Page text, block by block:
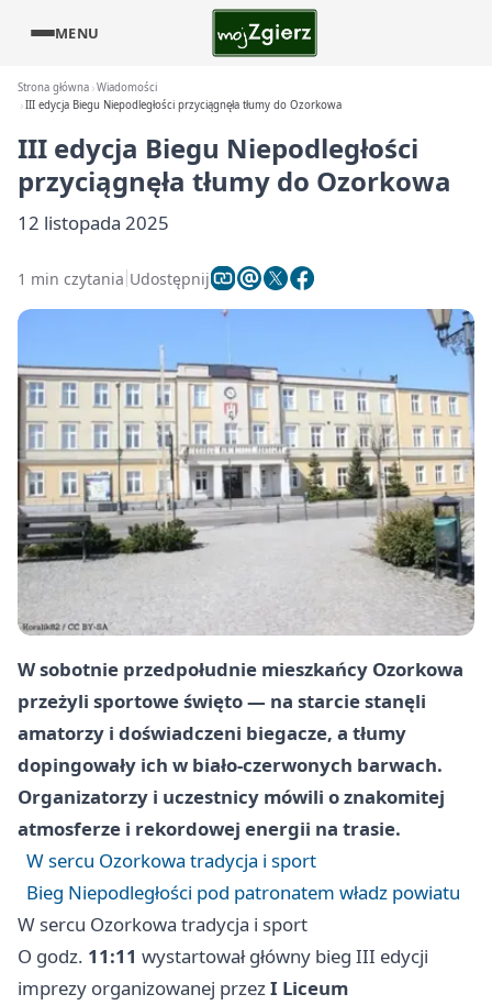
MENU
Strona główna Wiadomości
III edycja Biegu Niepodległości przyciągnęła tłumy do Ozorkowa
III edycja Biegu Niepodległości
przyciągnęła tłumy do Ozorkowa
12 listopada 2025
1 min czytania Udostępnij
W sobotnie przedpołudnie mieszkańcy Ozorkowa
przeżyli sportowe święto — na starcie stanęli
amatorzy i doświadczeni biegacze, a tłumy
dopingowały ich w biało-czerwonych barwach.
Organizatorzy i uczestnicy mówili o znakomitej
atmosferze i rekordowej energii na trasie.
W sercu Ozorkowa tradycja i sport
Bieg Niepodległości pod patronatem władz powiatu
W sercu Ozorkowa tradycja i sport
O godz. 11:11 wystartował główny bieg III edycji
imprezy organizowanej przezI Liceum